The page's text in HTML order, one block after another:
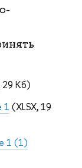
29 Кб)
1 (XLSX, 19
1 (1)